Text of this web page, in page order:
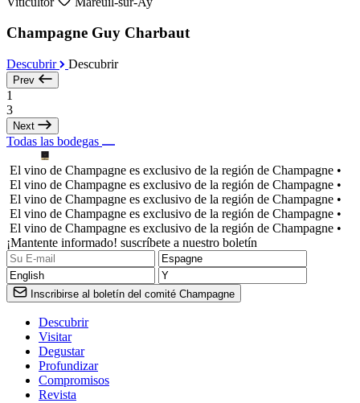
Champagne Guy Charbaut
Descubrir Descubrir
Prev
1
3
Next
Todas las bodegas
El vino de Champagne es exclusivo de la región de Champagne •
El vino de Champagne es exclusivo de la región de Champagne •
El vino de Champagne es exclusivo de la región de Champagne •
El vino de Champagne es exclusivo de la región de Champagne •
El vino de Champagne es exclusivo de la región de Champagne •
¡Mantente informado! suscríbete a nuestro boletín
Inscribirse al boletín del comité Champagne
Descubrir
Visitar
Degustar
Profundizar
Compromisos
Revista